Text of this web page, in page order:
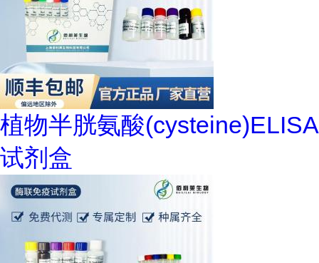
植物半胱氨酸(cysteine)ELISA
试剂盒